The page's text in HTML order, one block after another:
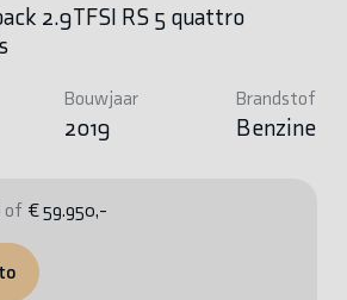
2.9TFSI RS 5 quattro
Bouwjaar
2019
Brandstof
Benzine
of € 59.950,-